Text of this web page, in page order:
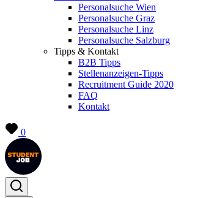
Personalsuche Wien
Personalsuche Graz
Personalsuche Linz
Personalsuche Salzburg
Tipps & Kontakt
B2B Tipps
Stellenanzeigen-Tipps
Recruitment Guide 2020
FAQ
Kontakt
0